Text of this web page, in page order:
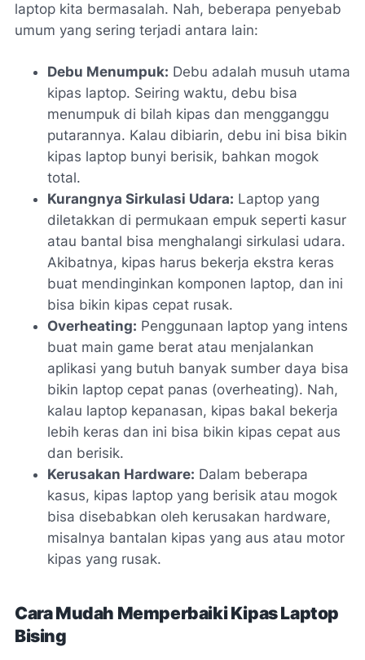
laptop kita bermasalah. Nah, beberapa penyebab
umum yang sering terjadi antara lain:
Debu Menumpuk: Debu adalah musuh utama
kipas laptop. Seiring waktu, debu bisa
menumpuk di bilah kipas dan mengganggu
putarannya. Kalau dibiarin, debu ini bisa bikin
kipas laptop bunyi berisik, bahkan mogok
total.
Kurangnya Sirkulasi Udara: Laptop yang
diletakkan di permukaan empuk seperti kasur
atau bantal bisa menghalangi sirkulasi udara.
Akibatnya, kipas harus bekerja ekstra keras
buat mendinginkan komponen laptop, dan ini
bisa bikin kipas cepat rusak.
Overheating: Penggunaan laptop yang intens
buat main game berat atau menjalankan
aplikasi yang butuh banyak sumber daya bisa
bikin laptop cepat panas (overheating). Nah,
kalau laptop kepanasan, kipas bakal bekerja
lebih keras dan ini bisa bikin kipas cepat aus
dan berisik.
Kerusakan Hardware: Dalam beberapa
kasus, kipas laptop yang berisik atau mogok
bisa disebabkan oleh kerusakan hardware,
misalnya bantalan kipas yang aus atau motor
kipas yang rusak.
Cara Mudah Memperbaiki Kipas Laptop
Bising